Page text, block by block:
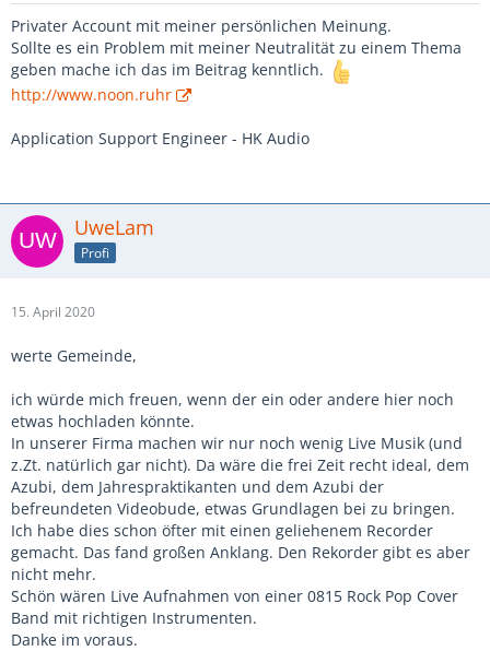
Privater Account mit meiner persönlichen Meinung.
Sollte es ein Problem mit meiner Neutralität zu einem Thema
geben mache ich das im Beitrag kenntlich.
http://www.noon.ruhr
Application Support Engineer - HK Audio
UweLam
Profi
15. April 2020
werte Gemeinde,
ich würde mich freuen, wenn der ein oder andere hier noch
etwas hochladen könnte.
In unserer Firma machen wir nur noch wenig Live Musik (und
z.Zt. natürlich gar nicht). Da wäre die frei Zeit recht ideal, dem
Azubi, dem Jahrespraktikanten und dem Azubi der
befreundeten Videobude, etwas Grundlagen bei zu bringen.
Ich habe dies schon öfter mit einen geliehenem Recorder
gemacht. Das fand großen Anklang. Den Rekorder gibt es aber
nicht mehr.
Schön wären Live Aufnahmen von einer 0815 Rock Pop Cover
Band mit richtigen Instrumenten.
Danke im voraus.